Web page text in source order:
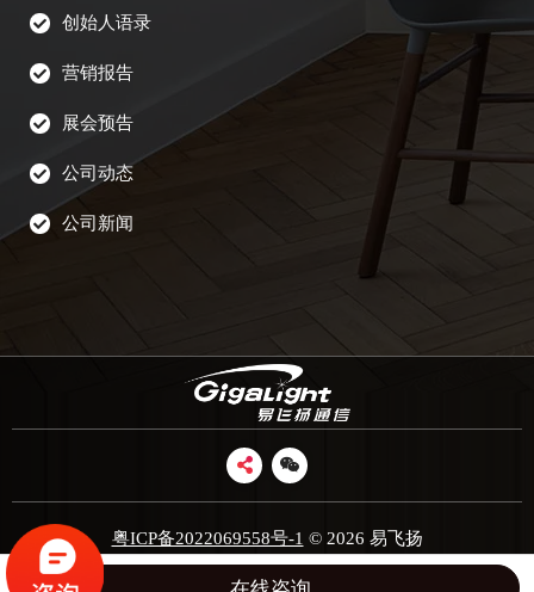
创始人语录
营销报告
展会预告
公司动态
公司新闻
粤ICP备2022069558号-1 © 2026 易飞扬